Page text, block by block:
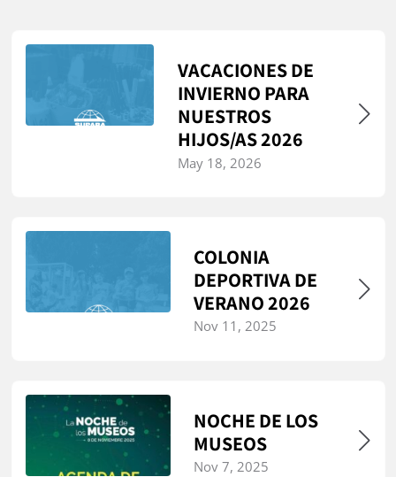
VACACIONES DE
INVIERNO PARA
NUESTROS
HIJOS/AS 2026
May 18, 2026
COLONIA
DEPORTIVA DE
VERANO 2026
Nov 11, 2025
NOCHE DE LOS
MUSEOS
Nov 7, 2025